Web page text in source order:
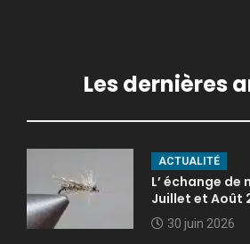
Les dernières
ACTUALITÉ
L’ échange de
Juillet et Août
30 juin 2026